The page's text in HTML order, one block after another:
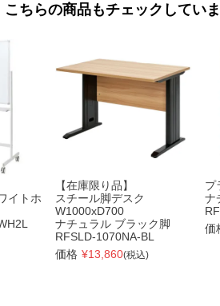
ちらの商品もチェックしていま
イトホ
【在庫限り品】
スチール脚デスク
W1000xD700
ナチュラル ブラック脚
RFSLD-1070NA-BL
価格 ¥13,860(税込)
プ
ナ
価